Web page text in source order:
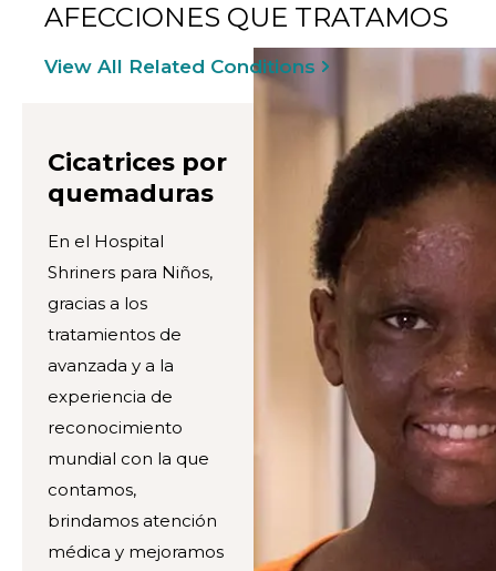
AFECCIONES QUE TRATAMOS
View All Related Conditions
Cicatrices por
quemaduras
En el Hospital
Shriners para Niños,
gracias a los
tratamientos de
avanzada y a la
experiencia de
reconocimiento
mundial con la que
contamos,
brindamos atención
médica y mejoramos